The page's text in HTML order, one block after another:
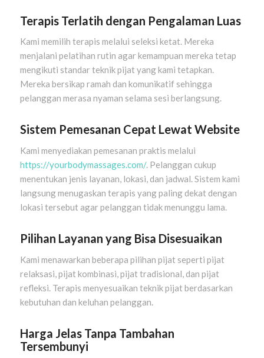
Terapis Terlatih dengan Pengalaman Luas
Kami memilih terapis melalui seleksi ketat. Mereka
menjalani pelatihan rutin agar kemampuan mereka tetap
mengikuti standar teknik pijat yang kami tetapkan.
Mereka bersikap ramah dan komunikatif sehingga
pelanggan merasa nyaman selama sesi berlangsung.
Sistem Pemesanan Cepat Lewat Website
Kami menyediakan pemesanan praktis melalui
https://yourbodymassages.com/. Pelanggan cukup
menentukan jenis layanan, lokasi, dan jadwal. Sistem kami
langsung menugaskan terapis yang paling dekat dengan
lokasi tersebut agar pelanggan tidak menunggu lama.
Pilihan Layanan yang Bisa Disesuaikan
Kami menawarkan beberapa pilihan pijat seperti pijat
relaksasi, pijat kombinasi, pijat tradisional, dan pijat
refleksi. Terapis menyesuaikan teknik pijat berdasarkan
kebutuhan dan keluhan pelanggan.
Harga Jelas Tanpa Tambahan
Tersembunyi